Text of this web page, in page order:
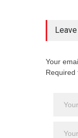
Your
Required